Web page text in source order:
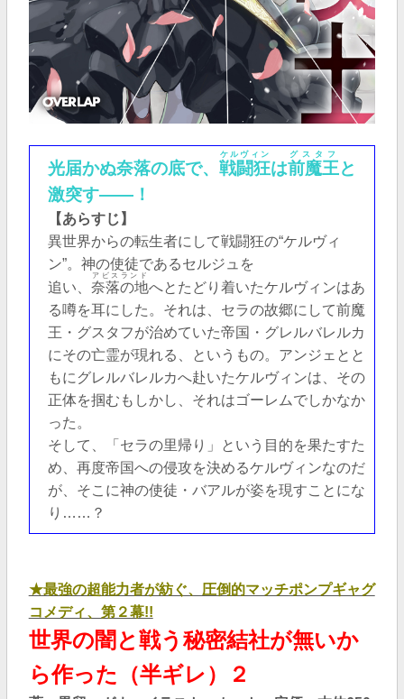
光届かぬ奈落の底で、 戦闘狂
ケルヴィン
は前魔王
グスタフ
と
激突す――！
【あらすじ】
異世界からの転生者にして戦闘狂の“ケルヴィ
ン”。神の使徒であるセルジュを
追い、 奈落の地
アビスランド
へとたどり着いたケルヴィンはあ
る噂を耳にした。それは、セラの故郷にして前魔
王・グスタフが治めていた帝国・グレルバレルカ
にその亡霊が現れる、というもの。アンジェとと
もにグレルバレルカへ赴いたケルヴィンは、その
正体を掴むもしかし、それはゴーレムでしかなか
った。
そして、「セラの里帰り」という目的を果たすた
め、再度帝国への侵攻を決めるケルヴィンなのだ
が、そこに神の使徒・バアルが姿を現すことにな
り……？
★最強の超能力者が紡ぐ、圧倒的マッチポンプギャグ
コメディ、第２幕!!
世界の闇と戦う秘密結社が無いか
ら作った（半ギレ）２